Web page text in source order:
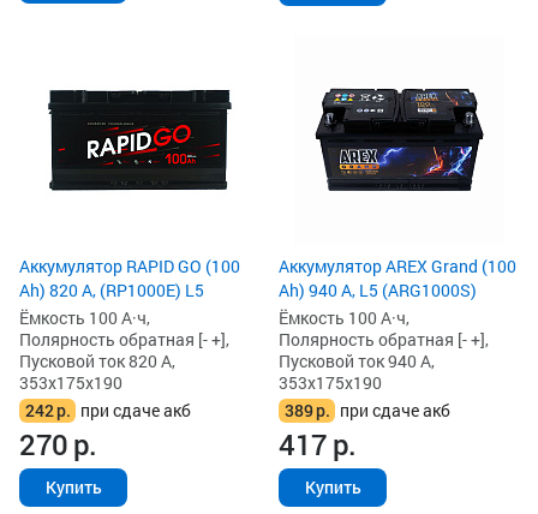
Аккумулятор RAPID GO (100
Ah) 820 А, (RP1000E) L5
Ёмкость 100 А·ч,
Полярность обратная [- +],
Пусковой ток 820 А,
353x175x190
242р. при сдаче акб
270р.
Купить
Аккумулятор AREX Grand (100
Ah) 940 А, L5 (ARG1000S)
Ёмкость 100 А·ч,
Полярность обратная [- +],
Пусковой ток 940 А,
353x175x190
389р. при сдаче акб
417р.
Купить